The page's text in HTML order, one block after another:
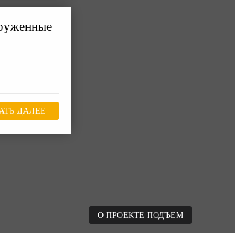
ДАЛЕЕ
О ПРОЕКТЕ ПОДЪЕМ